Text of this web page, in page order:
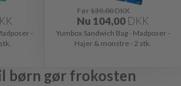
-
Før139,00 DKK
Nu 104,00 DKK
Yumbox Sandwich Bag - Madposer -
Hajer & monstre - 2 stk.
børn gør frokosten